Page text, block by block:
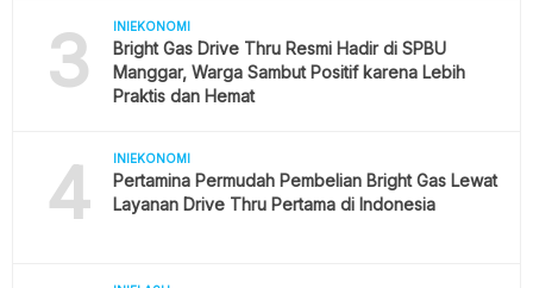
3 INIEKONOMI
Bright Gas Drive Thru Resmi Hadir di SPBU
Manggar, Warga Sambut Positif karena Lebih
Praktis dan Hemat
4 INIEKONOMI
Pertamina Permudah Pembelian Bright Gas Lewat
Layanan Drive Thru Pertama di Indonesia